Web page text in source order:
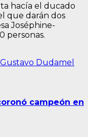
hacía el ducado
que darán dos
Joséphine-
personas.
Gustavo Dudamel
campeón en